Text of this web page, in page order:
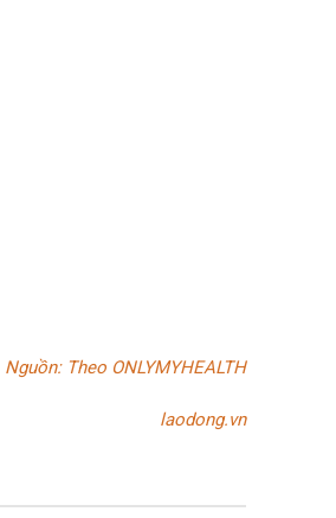
Nguồn: Theo ONLYMYHEALTH
laodong.vn